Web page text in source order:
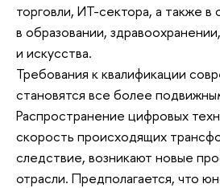
торговли, ИТ-сектора, а также
в образовании,
и искусства.
Требования к квалификации
становятся все более
Распространение цифровых
скорость происходящих
следствие, возникают новые
отрасли. Предполагается, что